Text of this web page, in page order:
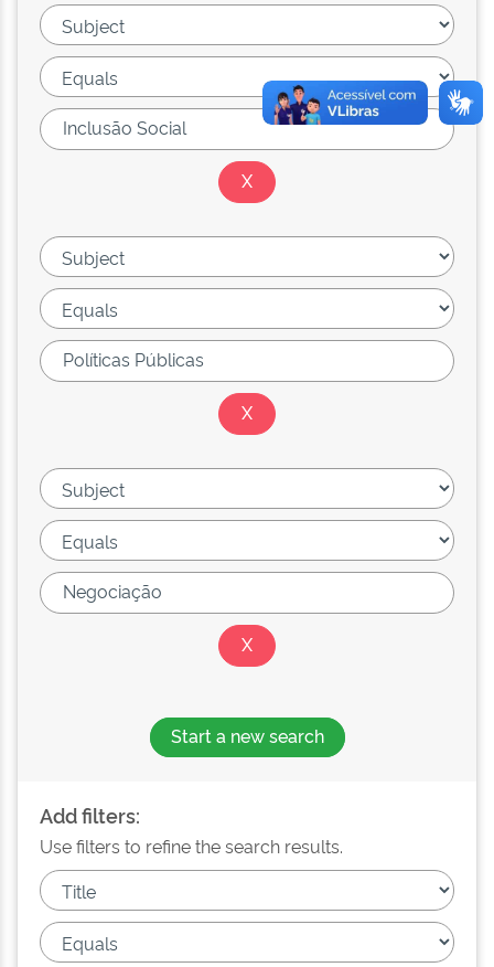
Start a new search
Add filters:
Use filters to refine the search results.